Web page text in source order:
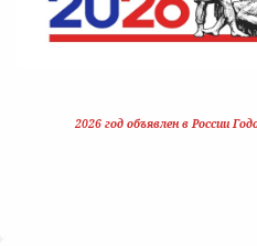
2026 год объявлен в России